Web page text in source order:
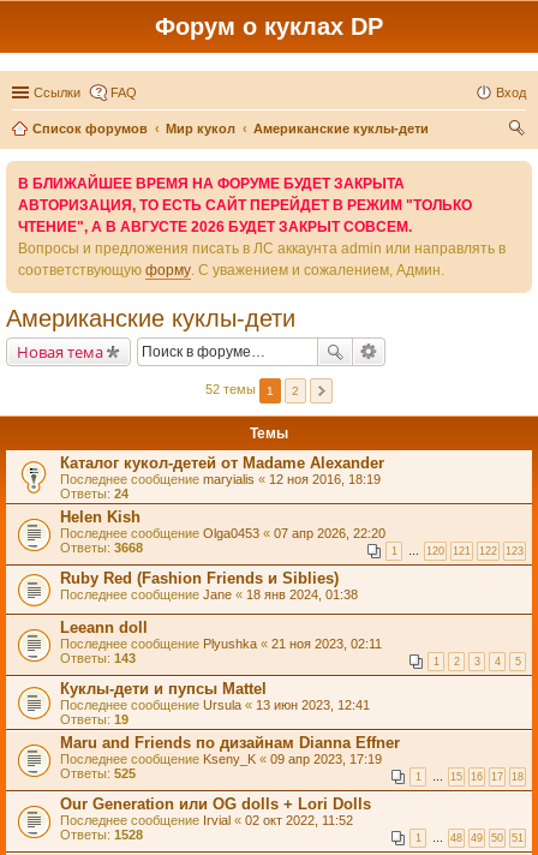
Форум о куклах DP
Ссылки FAQ Вход
Список форумов Мир кукол
Американские куклы-дети
В БЛИЖАЙШЕЕ ВРЕМЯ НА ФОРУМЕ БУДЕТ ЗАКРЫТА
АВТОРИЗАЦИЯ, ТО ЕСТЬ САЙТ ПЕРЕЙДЕТ В РЕЖИМ "ТОЛЬКО
ЧТЕНИЕ", А В АВГУСТЕ 2026 БУДЕТ ЗАКРЫТ СОВСЕМ.
Вопросы и предложения писать в ЛС аккаунта admin или направлять в
соответствующую форму. С уважением и сожалением, Админ.
Американские куклы-дети
Новая тема
52 темы 1 2
Темы
Каталог кукол-детей от Madame Alexander
Последнее сообщение maryialis « 12 ноя 2016, 18:19
Ответы: 24
Helen Kish
Последнее сообщение Olga0453 « 07 апр 2026, 22:20
Ответы: 3668 1 … 120 121 122 123
Ruby Red (Fashion Friends и Siblies)
Последнее сообщение Jane « 18 янв 2024, 01:38
Leeann doll
Последнее сообщение Plyushka « 21 ноя 2023, 02:11
Ответы: 143 1 2 3 4 5
Куклы-дети и пупсы Mattel
Последнее сообщение Ursula « 13 июн 2023, 12:41
Ответы: 19
Maru and Friends по дизайнам Dianna Effner
Последнее сообщение Kseny_K « 09 апр 2023, 17:19
Ответы: 525 1 … 15 16 17 18
Our Generation или OG dolls + Lori Dolls
Последнее сообщение Irvial « 02 окт 2022, 11:52
Ответы: 1528 1 … 48 49 50 51